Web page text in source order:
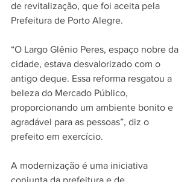
de revitalização, que foi aceita pela
Prefeitura de Porto Alegre.
“O Largo Glênio Peres, espaço nobre da
cidade, estava desvalorizado com o
antigo deque. Essa reforma resgatou a
beleza do Mercado Público,
proporcionando um ambiente bonito e
agradável para as pessoas”, diz o
prefeito em exercício.
A modernização é uma iniciativa